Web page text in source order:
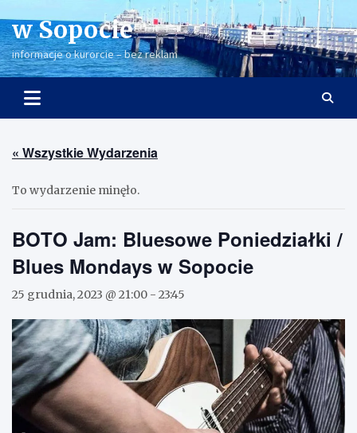
to
content
w Sopocie
informacje o kurorcie – bez reklam
« Wszystkie Wydarzenia
To wydarzenie minęło.
BOTO Jam: Bluesowe Poniedziałki /
Blues Mondays w Sopocie
25 grudnia, 2023 @ 21:00 - 23:45